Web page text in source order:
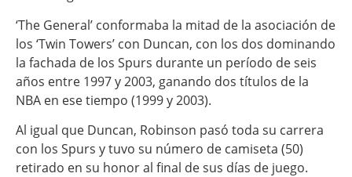
‘The General’ conformaba la mitad de la asociación de
los ‘Twin Towers’ con Duncan, con los dos dominando
la fachada de los Spurs durante un período de seis
años entre 1997 y 2003, ganando dos títulos de la
NBA en ese tiempo (1999 y 2003).
Al igual que Duncan, Robinson pasó toda su carrera
con los Spurs y tuvo su número de camiseta (50)
retirado en su honor al final de sus días de juego.